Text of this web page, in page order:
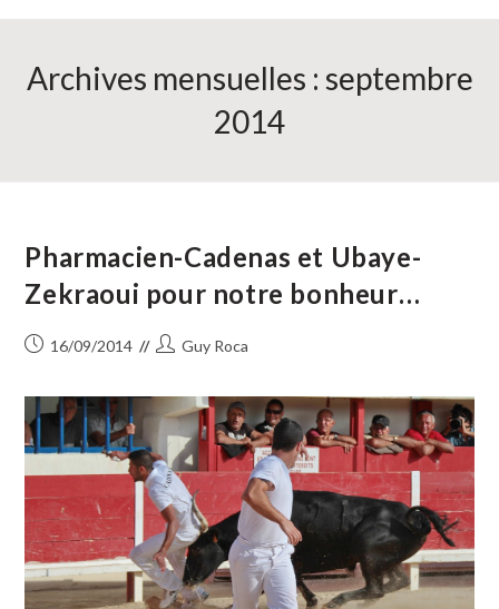
Archives mensuelles : septembre
2014
Pharmacien-Cadenas et Ubaye-
Zekraoui pour notre bonheur…
Publication
16/09/2014
Auteur/autrice
publication :
Guy Roca